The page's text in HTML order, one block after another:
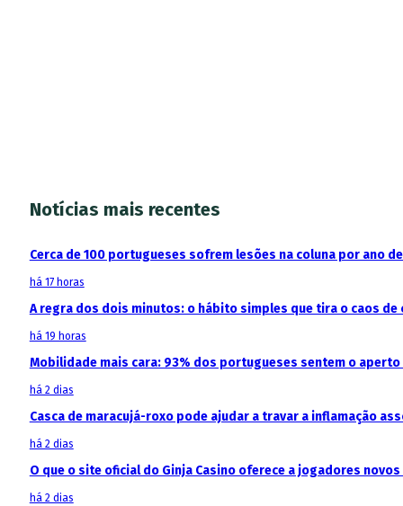
Notícias mais recentes
Cerca de 100 portugueses sofrem lesões na coluna por ano
há 17 horas
A regra dos dois minutos: o hábito simples que tira o caos de
há 19 horas
Mobilidade mais cara: 93% dos portugueses sentem o
há 2 dias
Casca de maracujá-roxo pode ajudar a travar a inflamação
há 2 dias
O que o site oficial do Ginja Casino oferece a jogadores
há 2 dias